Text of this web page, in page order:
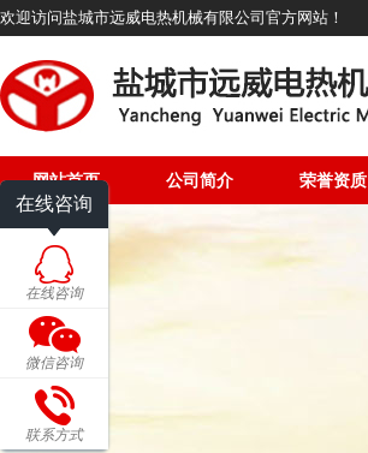
欢迎访问盐城市远威电热机械有限公司官方网站！
网站首页 公司简介 荣誉资质
在线咨询
在线咨询
微信咨询
联系方式